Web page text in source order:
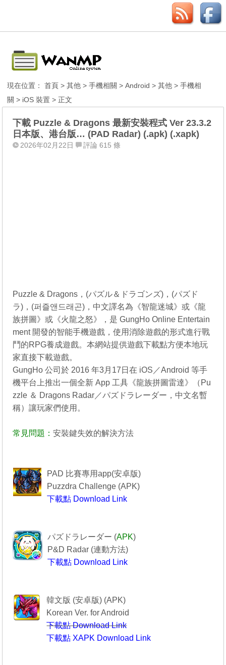
現在位置：首頁 >其他 >手機相關 >Android >其他 >手機相
關 > iOS 裝置 > 正文
下載 Puzzle & Dragons 最新安裝程式 Ver 23.3.2
日本版、港台版… (PAD Radar) (.apk) (.xapk)
2026年02月22日 評論 615 條
Puzzle & Dragons，(パズル＆ドラゴンズ)，(パズド
ラ)，(퍼즐앤드래곤)，中文譯名為《智龍迷城》或《龍
族拼圖》或《火龍之怒》，是 GungHo Online Entertain
ment 開發的智能手機遊戲，使用消除遊戲的形式進行戰
鬥的RPG養成遊戲。本網站提供遊戲下載點方便本地玩
家直接下載遊戲。
GungHo 公司於 2016 年3月17日在 iOS／Android 等手
機平台上推出一個全新 App 工具《龍族拼圖雷達》（Pu
zzle ＆ Dragons Radar／パズドラレーダー，中文名暫
稱）讓玩家們使用。
常見問題：安裝鍵失效的解決方法
PAD 比賽專用app(安卓版)
Puzzdra Challenge (APK)
下載點 Download Link
パズドラレーダー (APK)
P&D Radar (連動方法)
下載點 Download Link
韓文版 (安卓版) (APK)
Korean Ver. for Android
下載點 Download Link
下載點 XAPK Download Link